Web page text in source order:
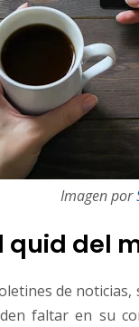
Imagen por
quid del
de
faltar en su